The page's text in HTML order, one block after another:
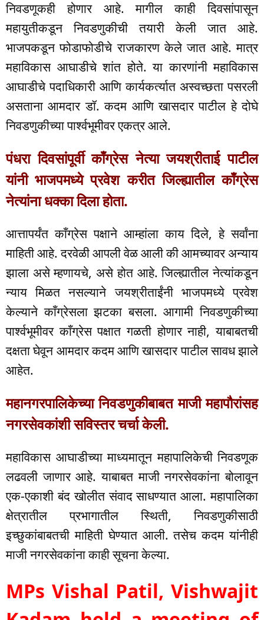
निवडणूकही होणार आहे. मागील काही दिवसांपासून
महायुतीकडून निवडणुकीची तयारी केली जात आहे.
भाजपकडून फोडाफोडीचे राजकारण केले जात आहे. मात्र
महाविकास आघाडीचे शांत होते. या कारणांनी महाविकास
आघाडीचे पदाधिकारी आणि कार्यकर्त्यात अस्वच्छता पसरली
असताना आमदार डॉ. कदम आणि खासदार पाटील हे दोघे
निवडणुकीच्या पार्श्वभूमीवर एकत्र आले.
पंधरा दिवसांपूर्वी काँग्रेस नेत्या जयश्रीताई पाटील
यांनी भाजपमध्ये प्रवेश करीत जिल्ह्यातील काँग्रेस
नेत्यांना धक्का दिला होता.
आत्तापर्यंत काँग्रेस पक्षाने आम्हांला काय दिले, हे सर्वांना
माहिती आहे. दरवेळी आपली वेळ आली की आमच्यावर अन्याय
झाला असे म्हणायचे, असे होत आहे. जिल्ह्यातील नेत्यांकडून
न्याय मिळत नसल्याने जयश्रीताईंनी भाजपमध्ये प्रवेश
केल्याने काँग्रेसला झटका बसला. आगामी निवडणुकीच्या
पार्श्वभूमीवर काँग्रेस पक्षात गळती होणार नाही, याबाबतची
दक्षता घेवून आमदार कदम आणि खासदार पाटील सावध झाले
आहेत.
महानगरपालिकेच्या निवडणुकीबाबत माजी महापौरांसह
नगरसेवकांशी सविस्तर चर्चा केली.
महाविकास आघाडीच्या माध्यमातून महापालिकेची निवडणूक
लढवली जाणार आहे. याबाबत माजी नगरसेवकांना बोलावून
एक-एकाशी बंद खोलीत संवाद साधण्यात आला. महापालिका
क्षेत्रातील प्रभागातील स्थिती, निवडणुकीसाठी
इच्छुकांबाबतची माहिती घेण्यात आली. तसेच कदम यांनीही
माजी नगरसेवकांना काही सूचना केल्या.
MPs Vishal Patil, Vishwajit